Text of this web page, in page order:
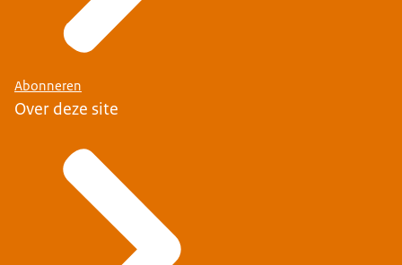
Abonneren
Over deze site